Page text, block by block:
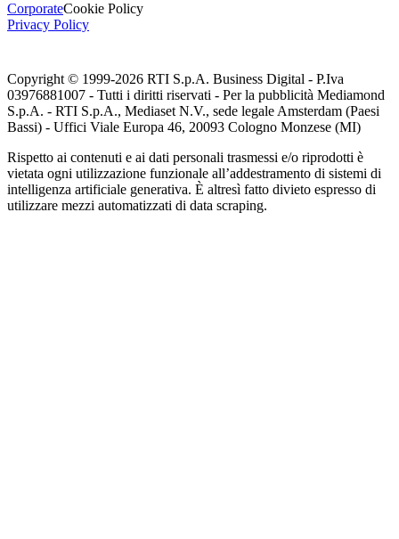
CorporateCookie Policy
Privacy Policy
Copyright © 1999-2026 RTI S.p.A. Business Digital - P.Iva
03976881007 - Tutti i diritti riservati - Per la pubblicità Mediamond
S.p.A. - RTI S.p.A., Mediaset N.V., sede legale Amsterdam (Paesi
Bassi) - Uffici Viale Europa 46, 20093 Cologno Monzese (MI)
Rispetto ai contenuti e ai dati personali trasmessi e/o riprodotti è
vietata ogni utilizzazione funzionale all’addestramento di sistemi di
intelligenza artificiale generativa. È altresì fatto divieto espresso di
utilizzare mezzi automatizzati di data scraping.